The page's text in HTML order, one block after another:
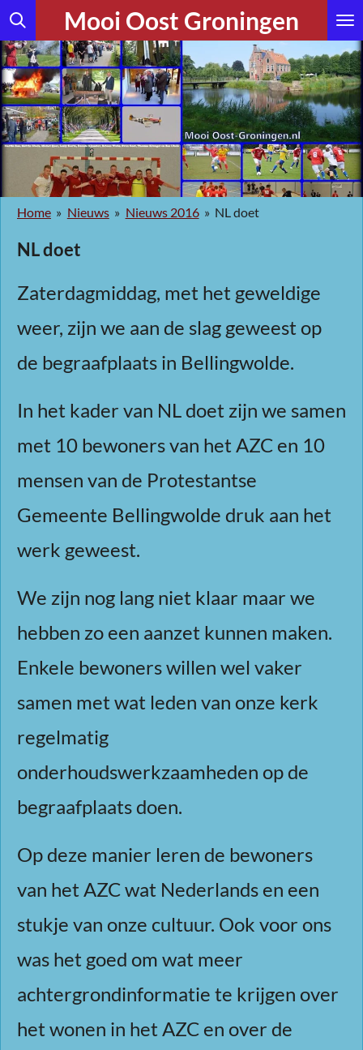
Ga
direct
naar
de
hoofdinhoud
Mooi Oost Groningen
Home » Nieuws » Nieuws 2016 » NL doet
NL doet
Zaterdagmiddag, met het geweldige
weer, zijn we aan de slag geweest op
de begraafplaats in Bellingwolde.
In het kader van NL doet zijn we samen
met 10 bewoners van het AZC en 10
mensen van de Protestantse
Gemeente Bellingwolde druk aan het
werk geweest.
We zijn nog lang niet klaar maar we
hebben zo een aanzet kunnen maken.
Enkele bewoners willen wel vaker
samen met wat leden van onze kerk
regelmatig
onderhoudswerkzaamheden op de
begraafplaats doen.
Op deze manier leren de bewoners
van het AZC wat Nederlands en een
stukje van onze cultuur. Ook voor ons
was het goed om wat meer
achtergrondinformatie te krijgen over
het wonen in het AZC en over de